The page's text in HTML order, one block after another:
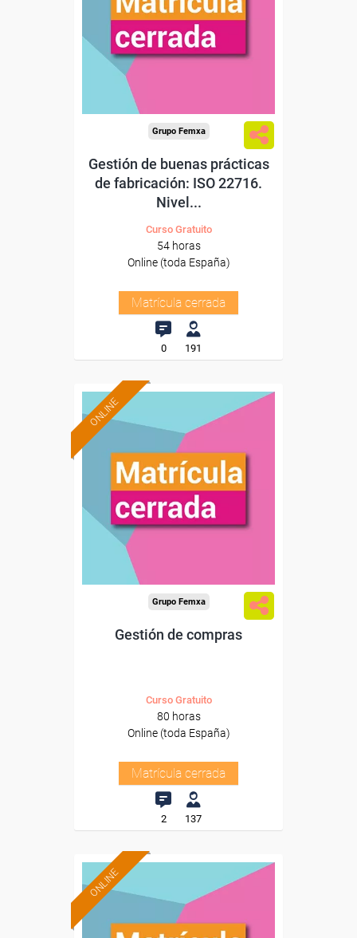
Grupo Femxa
Gestión de buenas prácticas
de fabricación: ISO 22716.
Nivel...
Curso Gratuito
54 horas
Online (toda España)
Matrícula cerrada
0 191
ONLINE
Grupo Femxa
Gestión de compras
Curso Gratuito
80 horas
Online (toda España)
Matrícula cerrada
2 137
ONLINE